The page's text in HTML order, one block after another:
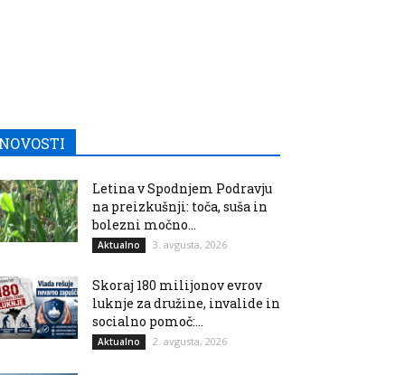
Letina v Spodnjem Podravju
na preizkušnji: toča, suša in
bolezni močno...
Aktualno 3. avgusta, 2026
Skoraj 180 milijonov evrov
luknje za družine, invalide in
socialno pomoč:...
Aktualno 2. avgusta, 2026